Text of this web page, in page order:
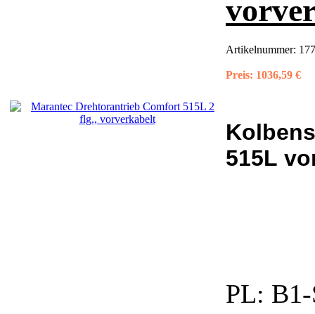
Artikelnummer:
Preis: 1036,59 €
515L
PL: